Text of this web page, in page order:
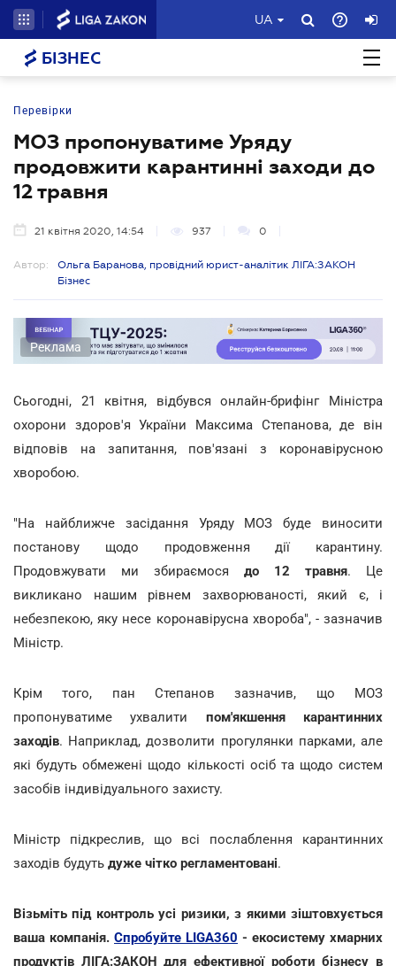
UA
БІЗНЕС
Перевірки
МОЗ пропонуватиме Уряду
продовжити карантинні заходи до
12 травня
21 квітня 2020, 14:54 937 0
Автор:
Ольга Баранова, провідний юрист-аналітик ЛІГА:ЗАКОН
Бізнес
Реклама
Сьогодні, 21 квітня, відбувся онлайн-брифінг Міністра
охорони здоров'я України Максима Степанова, де він
відповів на запитання, пов'язані з коронавірусною
хворобою.
"На найближче засідання Уряду МОЗ буде виносити
постанову щодо продовження дії карантину.
Продовжувати ми збираємося до 12 травня. Це
викликано нашим рівнем захворюваності, який є, і
небезпекою, яку несе коронавірусна хвороба", - зазначив
Міністр.
Крім того, пан Степанов зазначив, що МОЗ
пропонуватиме ухвалити пом'якшення карантинних
заходів. Наприклад, дозволити прогулянки парками, але
які будуть обмежені щодо кількості осіб та щодо систем
засобів індивідуального захисту.
Міністр підкреслив, що всі послаблення карантинних
заходів будуть дуже чітко регламентовані.
Візьміть під контроль усі ризики, з якими зіштовхується
ваша компанія. Спробуйте LIGA360 - екосистему хмарних
продуктів ЛІГА:ЗАКОН для ефективної роботи бізнесу в